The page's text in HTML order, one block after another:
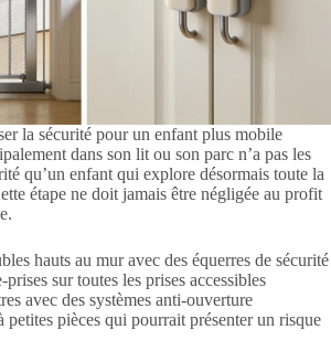
la sécurité pour un enfant plus mobile
dans son lit ou son parc n’a pas les
qu’un enfant qui explore désormais toute la
étape ne doit jamais être négligée au profit
hauts au mur avec des équerres de sécurité
prises sur toutes les prises accessibles
avec des systèmes anti-ouverture
petites pièces qui pourrait présenter un risque